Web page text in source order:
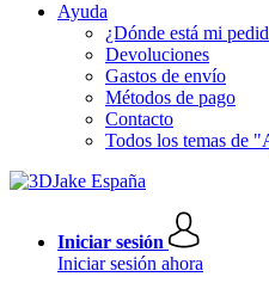
Ayuda
¿Dónde está mi
Devoluciones
Gastos de envío
Métodos de pago
Contacto
Todos los temas de
Iniciar sesión
Iniciar sesión ahora